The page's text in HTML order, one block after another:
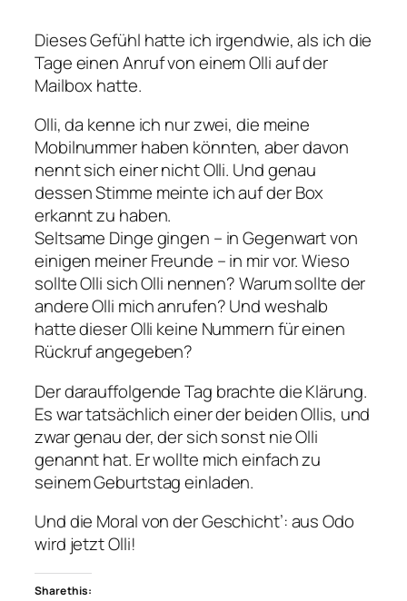
Dieses Gefühl hatte ich irgendwie, als ich die
Tage einen Anruf von einem Olli auf der
Mailbox hatte.
Olli, da kenne ich nur zwei, die meine
Mobilnummer haben könnten, aber davon
nennt sich einer nicht Olli. Und genau
dessen Stimme meinte ich auf der Box
erkannt zu haben.
Seltsame Dinge gingen – in Gegenwart von
einigen meiner Freunde – in mir vor. Wieso
sollte Olli sich Olli nennen? Warum sollte der
andere Olli mich anrufen? Und weshalb
hatte dieser Olli keine Nummern für einen
Rückruf angegeben?
Der darauffolgende Tag brachte die Klärung.
Es war tatsächlich einer der beiden Ollis, und
zwar genau der, der sich sonst nie Olli
genannt hat. Er wollte mich einfach zu
seinem Geburtstag einladen.
Und die Moral von der Geschicht’: aus Odo
wird jetzt Olli!
Share this: